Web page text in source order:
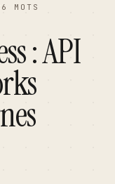
MOTS
: API